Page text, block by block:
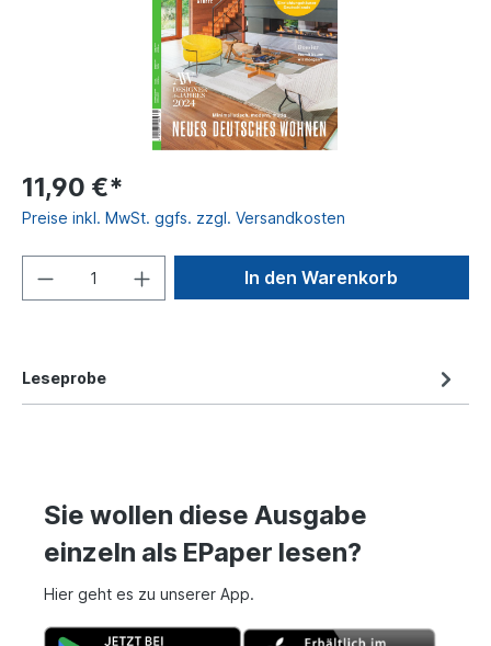
11,90 €*
Preise inkl. MwSt. ggfs. zzgl. Versandkosten
In den Warenkorb
Leseprobe
Sie wollen diese Ausgabe
einzeln als EPaper lesen?
Hier geht es zu unserer App.